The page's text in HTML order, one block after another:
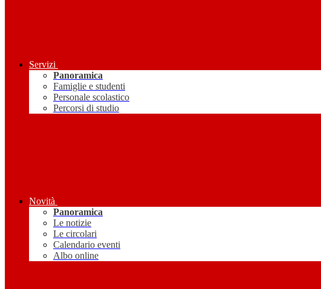
Servizi
Panoramica
Famiglie e studenti
Personale scolastico
Percorsi di studio
Novità
Panoramica
Le notizie
Le circolari
Calendario eventi
Albo online